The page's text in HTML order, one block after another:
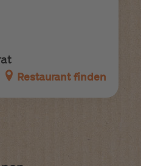
Restaurant finden